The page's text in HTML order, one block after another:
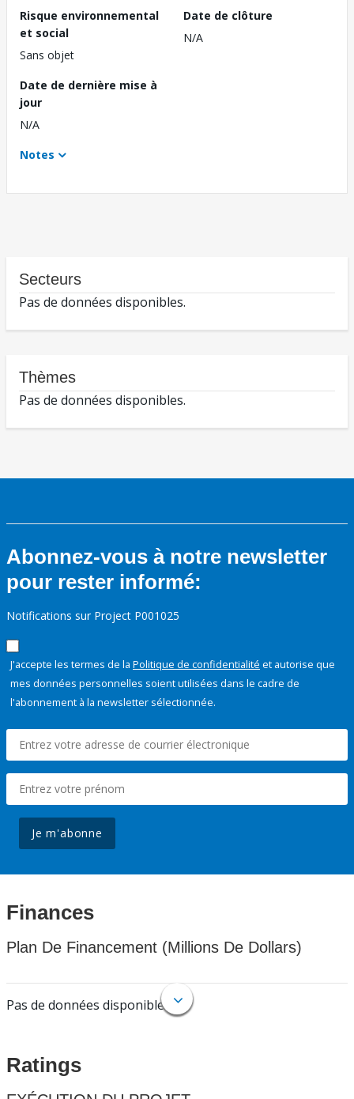
Risque environnemental
et social
Sans objet
Date de clôture
N/A
Date de dernière mise à
jour
N/A
Notes
Secteurs
Pas de données disponibles.
Thèmes
Pas de données disponibles.
Abonnez-vous à notre newsletter
pour rester informé:
Notifications sur Project P001025
J'accepte les termes de la Politique de confidentialité et autorise que
mes données personnelles soient utilisées dans le cadre de
l'abonnement à la newsletter sélectionnée.
Je m'abonne
Finances
Plan De Financement (Millions De Dollars)
Pas de données disponibles.
Ratings